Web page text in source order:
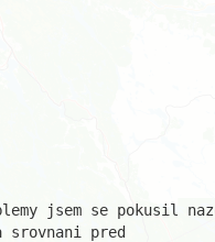
jsem se pokusil
srovnani pred